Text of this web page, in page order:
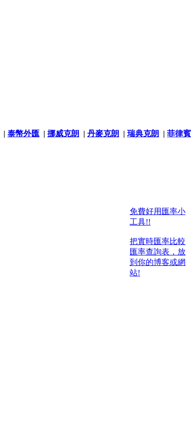
| 泰幣外匯 | 挪威克朗 | 丹麥克朗 | 瑞典克朗 | 菲律賓
免費好用匯率小
工具!!
把實時匯率比較
匯率查詢表，放
到你的博客或網
站!